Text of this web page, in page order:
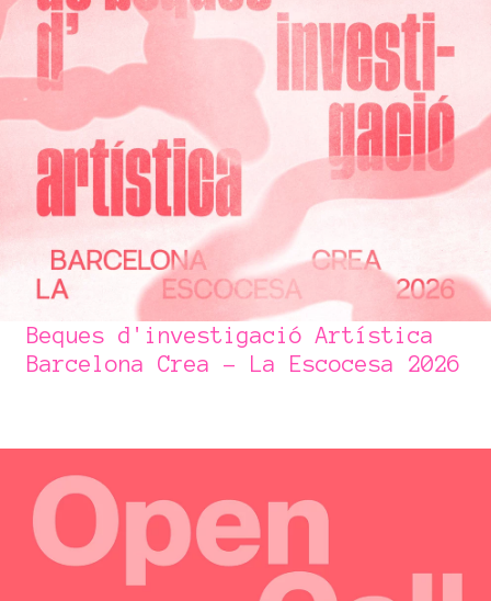
Beques d'investigació Artística
Barcelona Crea – La Escocesa 2026